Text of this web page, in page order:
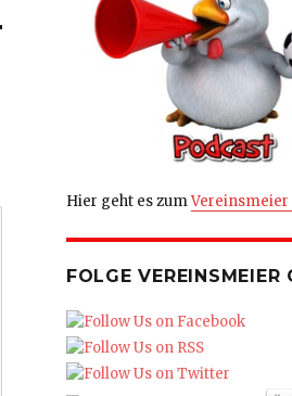
Hier geht es zumVereinsmeier
FOLGE VEREINSMEIER